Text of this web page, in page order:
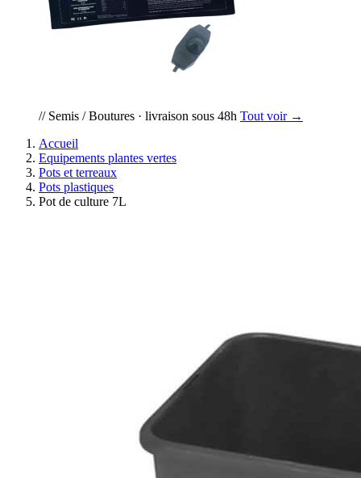
// Semis / Boutures · livraison sous 48h Tout voir →
Accueil
Equipements plantes vertes
Pots et terreaux
Pots plastiques
Pot de culture 7L